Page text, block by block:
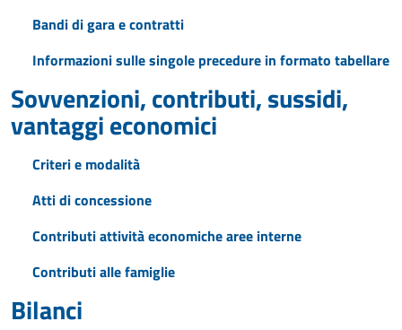
Bandi di gara e contratti
Informazioni sulle singole precedure in formato tabellare
Sovvenzioni, contributi, sussidi,
vantaggi economici
Criteri e modalità
Atti di concessione
Contributi attività economiche aree interne
Contributi alle famiglie
Bilanci